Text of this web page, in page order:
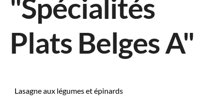
"Spécialités
Plats Belges A"
Lasagne aux légumes et épinards